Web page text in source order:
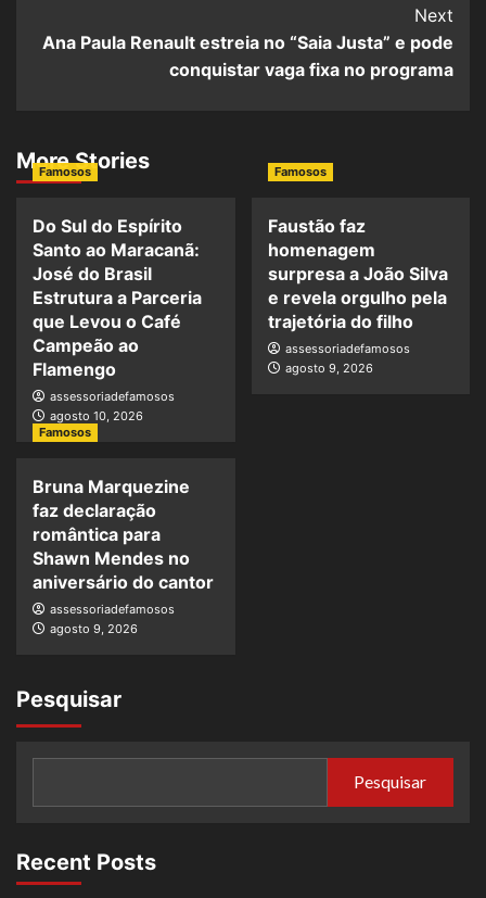
Next
Ana Paula Renault estreia no “Saia Justa” e pode
conquistar vaga fixa no programa
More Stories
Famosos
Do Sul do Espírito
Santo ao Maracanã:
José do Brasil
Estrutura a Parceria
que Levou o Café
Campeão ao
Flamengo
assessoriadefamosos
agosto 10, 2026
Famosos
Faustão faz
homenagem
surpresa a João Silva
e revela orgulho pela
trajetória do filho
assessoriadefamosos
agosto 9, 2026
Famosos
Bruna Marquezine
faz declaração
romântica para
Shawn Mendes no
aniversário do cantor
assessoriadefamosos
agosto 9, 2026
Pesquisar
Pesquisar
Recent Posts